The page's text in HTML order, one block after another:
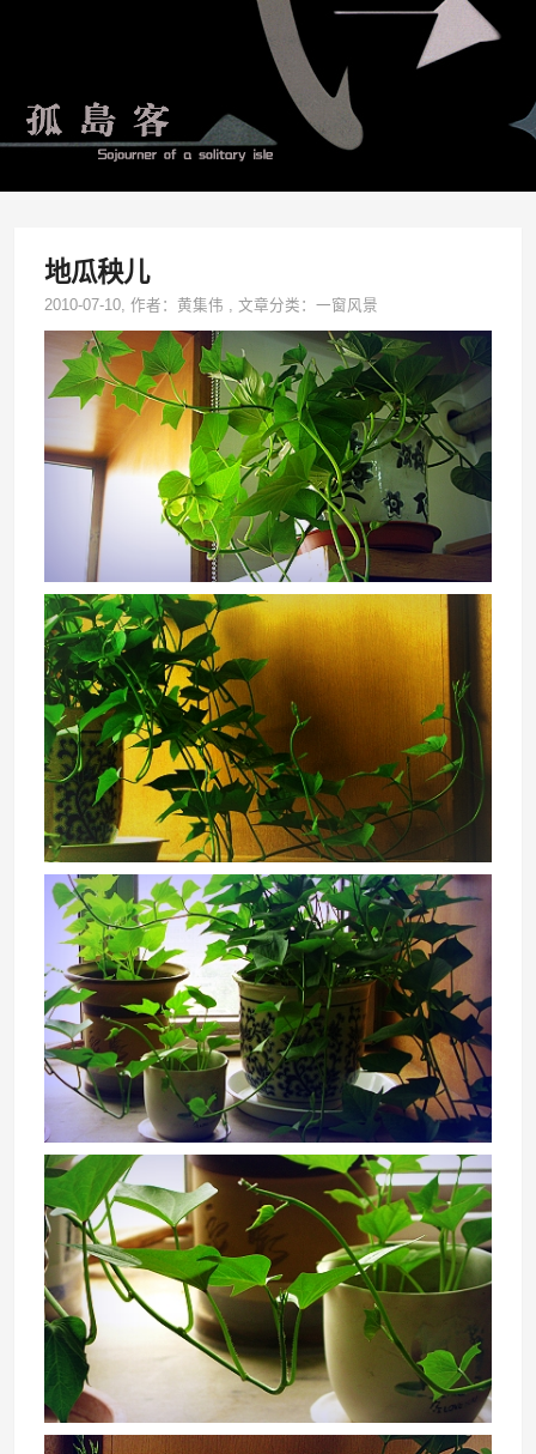
地瓜秧儿
2010-07-10, 作者：黄集伟 ,文章分类：一窗风景